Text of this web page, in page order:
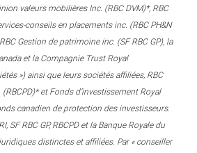
valeurs mobilières Inc. (RBC DVM)*, RBC
conseils en placements inc. (RBC PH&N
Gestion de patrimoine inc. (SF RBC GP), la
et la Compagnie Trust Royal
») ainsi que leurs sociétés affiliées, RBC
et Fonds d’investissement Royal
canadien de protection des investisseurs.
SF RBC GP, RBCPD et la Banque Royale du
distinctes et affiliées. Par « conseiller